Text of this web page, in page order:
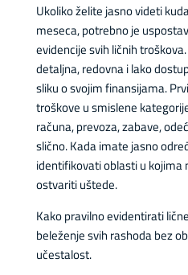
Ukoliko želite jasno videti
meseca, potrebno je
evidencije svih ličnih
detaljna, redovna i lako
sliku o svojim finansijama.
troškove u smislene
računa, prevoza, zabave,
slično. Kada imate jasno
identifikovati oblasti u
ostvariti uštede.
Kako pravilno evidentirati
beleženje svih rashoda bez
učestalost.